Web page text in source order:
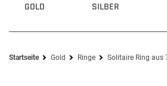
GOLD SILBER
Startseite Gold Ringe Solitaire Ring aus